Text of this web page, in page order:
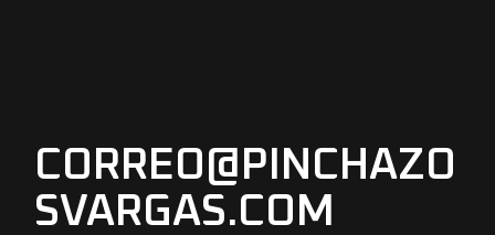
CORREO@PINCHAZO
SVARGAS.COM